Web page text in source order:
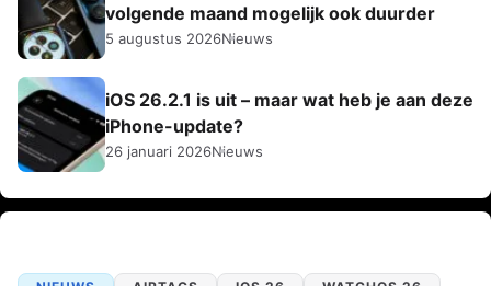
volgende maand mogelijk ook duurder
5 augustus 2026Nieuws
iOS 26.2.1 is uit – maar wat heb je aan deze
iPhone-update?
26 januari 2026Nieuws